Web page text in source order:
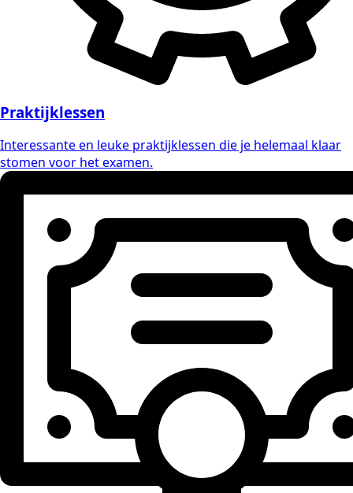
Praktijklessen
Interessante en leuke praktijklessen die je helemaal klaar
stomen voor het examen.